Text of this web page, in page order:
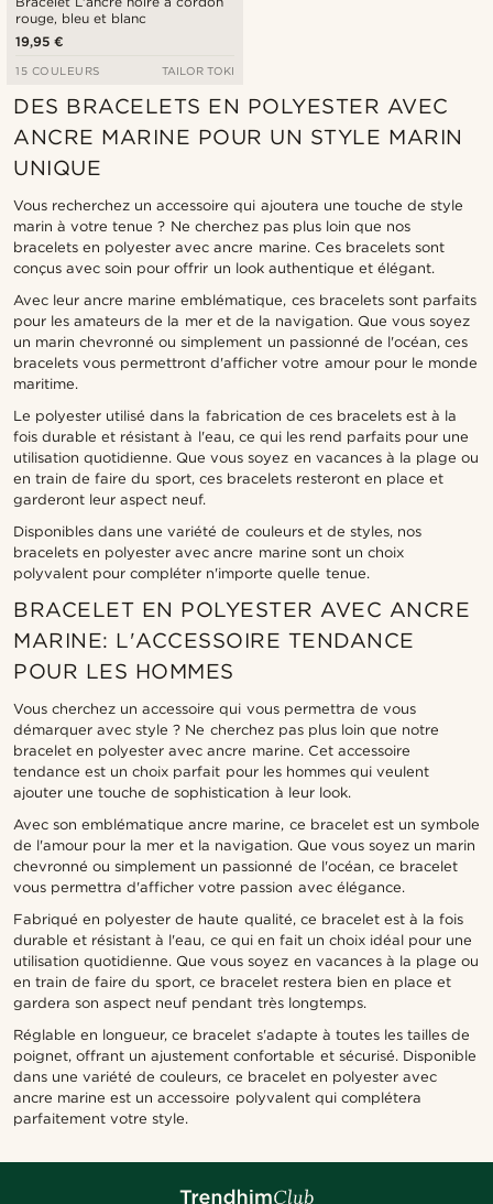
rouge, bleu et blanc
19,95 €
15 COULEURS TAILOR TOKI
DES BRACELETS EN POLYESTER AVEC
ANCRE MARINE POUR UN STYLE MARIN
UNIQUE
Vous recherchez un accessoire qui ajoutera une touche de style
marin à votre tenue ? Ne cherchez pas plus loin que nos
bracelets en polyester avec ancre marine. Ces bracelets sont
conçus avec soin pour offrir un look authentique et élégant.
Avec leur ancre marine emblématique, ces bracelets sont parfaits
pour les amateurs de la mer et de la navigation. Que vous soyez
un marin chevronné ou simplement un passionné de l'océan, ces
bracelets vous permettront d'afficher votre amour pour le monde
maritime.
Le polyester utilisé dans la fabrication de ces bracelets est à la
fois durable et résistant à l'eau, ce qui les rend parfaits pour une
utilisation quotidienne. Que vous soyez en vacances à la plage ou
en train de faire du sport, ces bracelets resteront en place et
garderont leur aspect neuf.
Disponibles dans une variété de couleurs et de styles, nos
bracelets en polyester avec ancre marine sont un choix
polyvalent pour compléter n'importe quelle tenue.
BRACELET EN POLYESTER AVEC ANCRE
MARINE: L'ACCESSOIRE TENDANCE
POUR LES HOMMES
Vous cherchez un accessoire qui vous permettra de vous
démarquer avec style ? Ne cherchez pas plus loin que notre
bracelet en polyester avec ancre marine. Cet accessoire
tendance est un choix parfait pour les hommes qui veulent
ajouter une touche de sophistication à leur look.
Avec son emblématique ancre marine, ce bracelet est un symbole
de l'amour pour la mer et la navigation. Que vous soyez un marin
chevronné ou simplement un passionné de l'océan, ce bracelet
vous permettra d'afficher votre passion avec élégance.
Fabriqué en polyester de haute qualité, ce bracelet est à la fois
durable et résistant à l'eau, ce qui en fait un choix idéal pour une
utilisation quotidienne. Que vous soyez en vacances à la plage ou
en train de faire du sport, ce bracelet restera bien en place et
gardera son aspect neuf pendant très longtemps.
Réglable en longueur, ce bracelet s'adapte à toutes les tailles de
poignet, offrant un ajustement confortable et sécurisé. Disponible
dans une variété de couleurs, ce bracelet en polyester avec
ancre marine est un accessoire polyvalent qui complétera
parfaitement votre style.